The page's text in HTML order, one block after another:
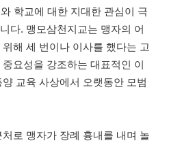
학교에 대한 지대한 관심이 극
다. 맹모삼천지교는 맹자의 어
해 세 번이나 이사를 했다는 고
요성을 강조하는 대표적인 이
교육 사상에서 오랫동안 모범
로 맹자가 장례 흉내를 내며 놀